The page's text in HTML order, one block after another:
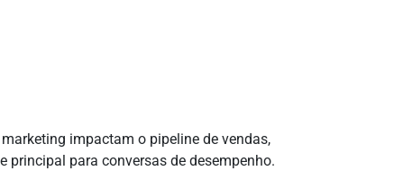
impactam o pipeline de vendas,
para conversas de desempenho.